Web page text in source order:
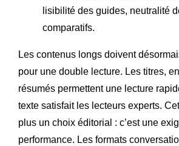
lisibilité des guides, neutralité
comparatifs.
Les contenus longs doivent
pour une double lecture. Les titres,
résumés permettent une lecture
texte satisfait les lecteurs experts.
plus un choix éditorial : c’est une
performance. Les formats